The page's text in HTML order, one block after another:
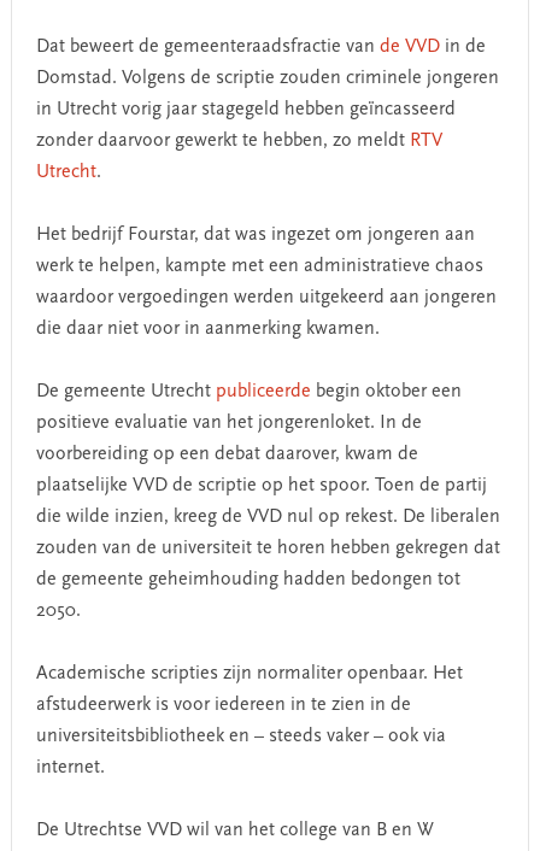
Dat beweert de gemeenteraadsfractie van de VVD in de
Domstad. Volgens de scriptie zouden criminele jongeren
in Utrecht vorig jaar stagegeld hebben geïncasseerd
zonder daarvoor gewerkt te hebben, zo meldt RTV
Utrecht.
Het bedrijf Fourstar, dat was ingezet om jongeren aan
werk te helpen, kampte met een administratieve chaos
waardoor vergoedingen werden uitgekeerd aan jongeren
die daar niet voor in aanmerking kwamen.
De gemeente Utrecht publiceerde begin oktober een
positieve evaluatie van het jongerenloket. In de
voorbereiding op een debat daarover, kwam de
plaatselijke VVD de scriptie op het spoor. Toen de partij
die wilde inzien, kreeg de VVD nul op rekest. De liberalen
zouden van de universiteit te horen hebben gekregen dat
de gemeente geheimhouding hadden bedongen tot
2050.
Academische scripties zijn normaliter openbaar. Het
afstudeerwerk is voor iedereen in te zien in de
universiteitsbibliotheek en – steeds vaker – ook via
internet.
De Utrechtse VVD wil van het college van B en W